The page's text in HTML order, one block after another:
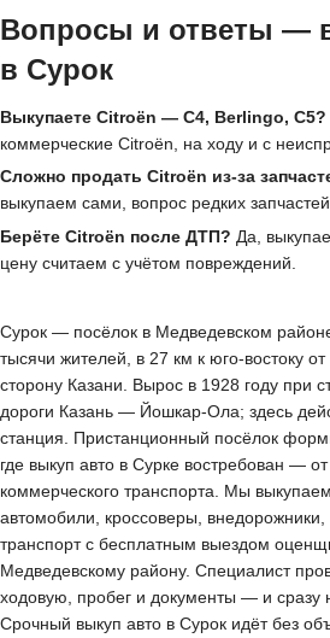
Вопросы и ответы —
в Сурок
Выкупаете Citroën — C4, Berlingo, C5?
коммерческие Citroën, на ходу и с
Сложно продать Citroën из-за
выкупаем сами, вопрос редких запчастей
Берёте Citroën после ДТП? Да,
цену считаем с учётом повреждений.
Сурок — посёлок в Медведевском
тысячи жителей, в 27 км к юго-востоку
сторону Казани. Вырос в 1928 году при
дороги Казань — Йошкар-Ола; здесь
станция. Пристанционный посёлок
где выкуп авто в Сурке востребован —
коммерческого транспорта. Мы
автомобили, кроссоверы,
транспорт с бесплатным выездом
Медведевскому району. Специалист
ходовую, пробег и документы — и сразу
Срочный выкуп авто в Сурок идёт без